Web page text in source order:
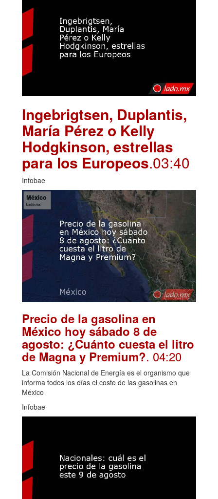
Ingebrigtsen, Duplantis,
María Pérez o Kelly
Hodgkinson, estrellas
para los Europeos.03:40
Infobae
Precio de la gasolina en
México hoy sábado 8 de
agosto: ¿Cuánto cuesta el litro
de Magna y Premium?. 04:20
La Comisión Nacional de Energía es el organismo que
informa todos los días el costo de las gasolinas en
México
Infobae